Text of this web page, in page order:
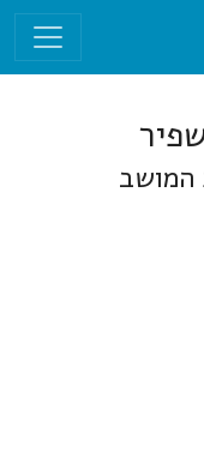
המושב